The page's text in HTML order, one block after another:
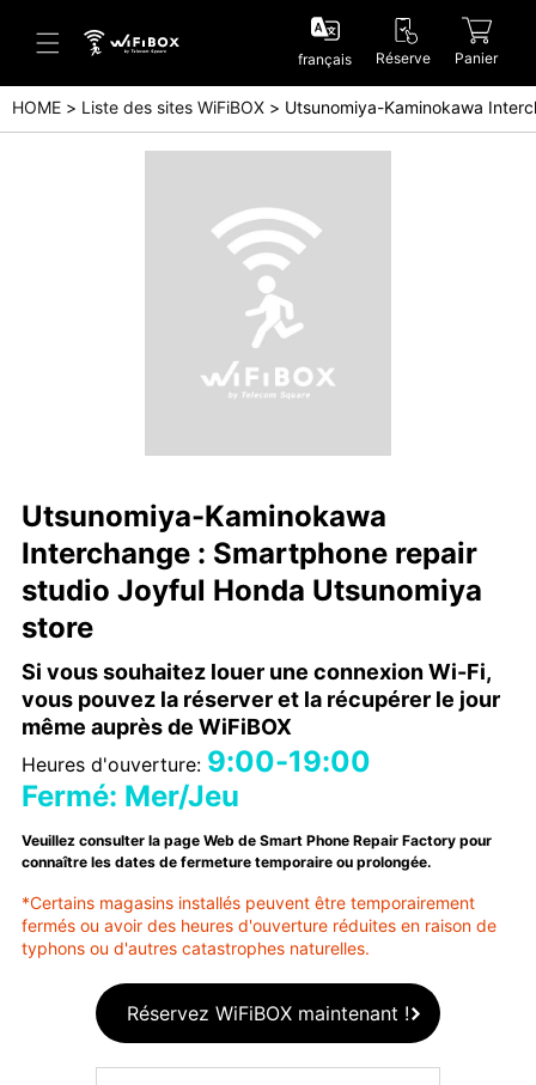
Aide/Contactez-nous
Centre d'aide (English)
français Réserve Panier
HOME Liste des sites WiFiBOX Utsunomiya-Kaminokawa
Utsunomiya-Kaminokawa
Interchange : Smartphone repair
studio Joyful Honda Utsunomiya
store
Si vous souhaitez louer une connexion Wi-Fi,
vous pouvez la réserver et la récupérer le jour
même auprès de WiFiBOX
Heures d'ouverture: 9:00-19:00
Fermé: Mer/Jeu
Veuillez consulter la page Web de Smart Phone Repair Factory pour
connaître les dates de fermeture temporaire ou prolongée.
*Certains magasins installés peuvent être temporairement
fermés ou avoir des heures d'ouverture réduites en raison de
typhons ou d'autres catastrophes naturelles.
Réservez WiFiBOX maintenant !